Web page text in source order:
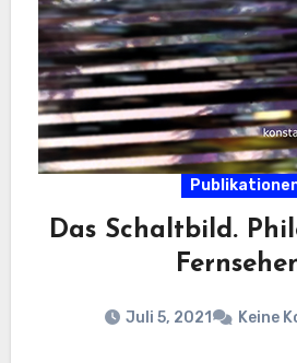
Das Schaltbild.
Juli 5, 2021 Keine